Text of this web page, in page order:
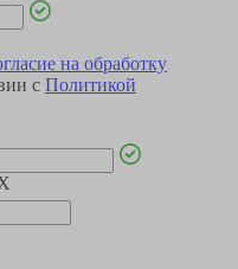
на обработку
с Политикой